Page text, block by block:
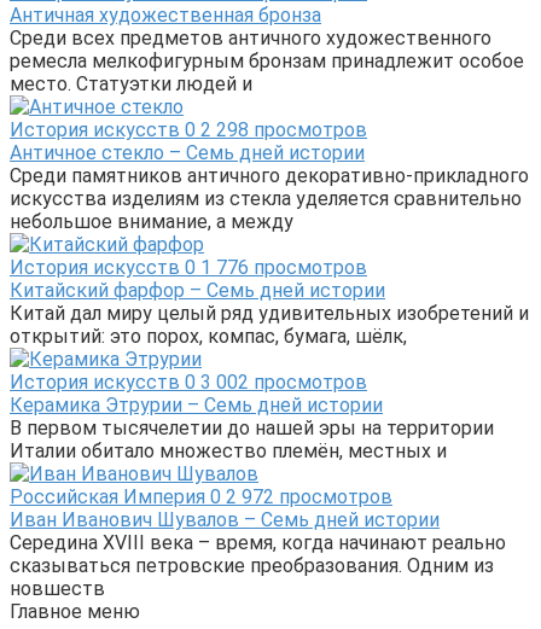
Античная художественная бронза
Среди всех предметов античного художественного
ремесла мелкофигурным бронзам принадлежит особое
место. Статуэтки людей и
История искусств 0 2 298 просмотров
Античное стекло – Семь дней истории
Среди памятников античного декоративно-прикладного
искусства изделиям из стекла уделяется сравнительно
небольшое внимание, а между
История искусств 0 1 776 просмотров
Китайский фарфор – Семь дней истории
Китай дал миру целый ряд удивительных изобретений и
открытий: это порох, компас, бумага, шёлк,
История искусств 0 3 002 просмотров
Керамика Этрурии – Семь дней истории
В первом тысячелетии до нашей эры на территории
Италии обитало множество племён, местных и
Российская Империя 0 2 972 просмотров
Иван Иванович Шувалов – Семь дней истории
Середина XVIII века – время, когда начинают реально
сказываться петровские преобразования. Одним из
новшеств
Главное меню